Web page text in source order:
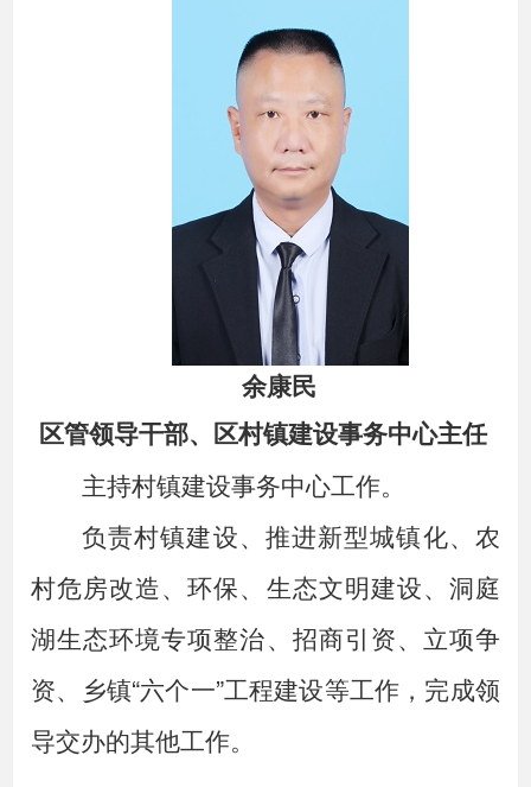
余康民
区管领导干部、区村镇建设事务中心主任
主持村镇建设事务中心工作。
负责村镇建设、推进新型城镇化、农
村危房改造、环保、生态文明建设、洞庭
湖生态环境专项整治、招商引资、立项争
资、
乡镇“六个一”工程建设等工作， 完成领
导交办的其他工作。